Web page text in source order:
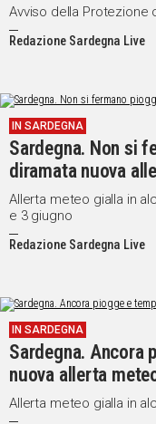
Avviso della Protezione
Redazione Sardegna Live
IN SARDEGNA
Sardegna. Non si
diramata nuova
Allerta meteo gialla in
e 3 giugno
Redazione Sardegna Live
IN SARDEGNA
Sardegna. Ancora
nuova allerta
Allerta meteo gialla in